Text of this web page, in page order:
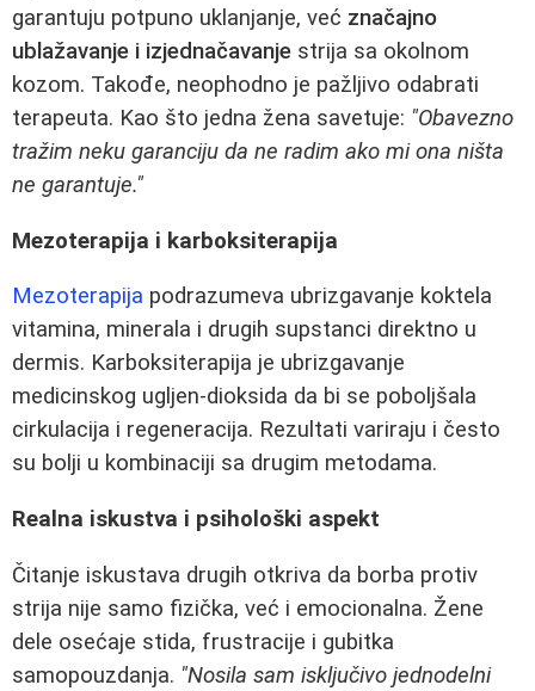
garantuju potpuno uklanjanje, već značajno
ublažavanje i izjednačavanje strija sa okolnom
kozom. Takođe, neophodno je pažljivo odabrati
terapeuta. Kao što jedna žena savetuje: "Obavezno
tražim neku garanciju da ne radim ako mi ona ništa
ne garantuje."
Mezoterapija i karboksiterapija
Mezoterapija podrazumeva ubrizgavanje koktela
vitamina, minerala i drugih supstanci direktno u
dermis. Karboksiterapija je ubrizgavanje
medicinskog ugljen-dioksida da bi se poboljšala
cirkulacija i regeneracija. Rezultati variraju i često
su bolji u kombinaciji sa drugim metodama.
Realna iskustva i psihološki aspekt
Čitanje iskustava drugih otkriva da borba protiv
strija nije samo fizička, već i emocionalna. Žene
dele osećaje stida, frustracije i gubitka
samopouzdanja. "Nosila sam isključivo jednodelni